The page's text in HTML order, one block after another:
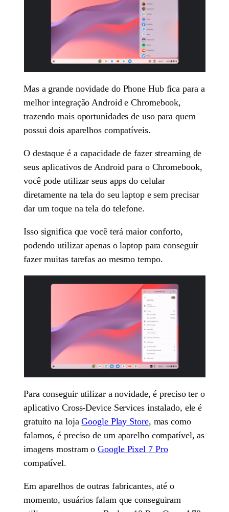
Mas a grande novidade do Phone Hub fica para a
melhor integração Android e Chromebook,
trazendo mais oportunidades de uso para quem
possui dois aparelhos compatíveis.
O destaque é a capacidade de fazer streaming de
seus aplicativos de Android para o Chromebook,
você pode utilizar seus apps do celular
diretamente na tela do seu laptop e sem precisar
dar um toque na tela do telefone.
Isso significa que você terá maior conforto,
podendo utilizar apenas o laptop para conseguir
fazer muitas tarefas ao mesmo tempo.
Para conseguir utilizar a novidade, é preciso ter o
aplicativo Cross-Device Services instalado, ele é
gratuito na lojaGoogle Play Store, mas como
falamos, é preciso de um aparelho compatível, as
imagens mostram oGoogle Pixel 7 Pro
compatível.
Em aparelhos de outras fabricantes, até o
momento, usuários falam que conseguiram